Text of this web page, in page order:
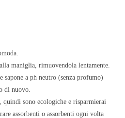
maniglia, rimuovendola lentamente.
sapone a ph neutro (senza profumo)
di nuovo.
sono ecologiche e risparmierai
assorbenti o assorbenti ogni volta